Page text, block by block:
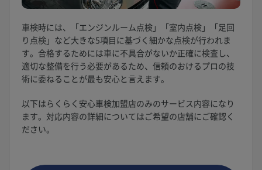
車検時には、「エンジンルーム点検」「室内点検」「足回
り点検」など大きな5項目に基づく細かな点検が行われま
す。合格するためには車に不具合がないか正確に検査し、
適切な整備を行う必要があるため、信頼のおけるプロの技
術に委ねることが最も安心と言えます。
以下はらくらく安心車検加盟店のみのサービス内容になり
ます。対応内容の詳細についてはご希望の店舗にご確認く
ださい。